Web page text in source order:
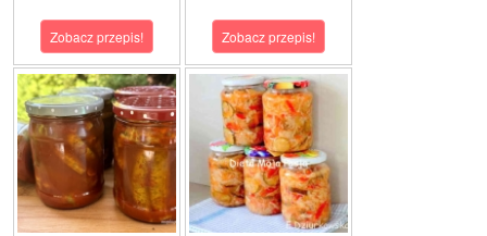
Zobacz przepis! Zobacz przepis!